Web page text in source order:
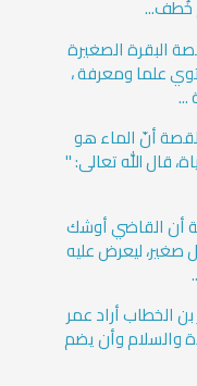
خُطف...
البقرة الصغيرة
علما ومعرفة ،
...
أنّ الماء هو
قال الله تعالى: "
أن القاضي أوشك
ليعرض عليه
الخطاب أراد عمر
والسلام وأن يضم